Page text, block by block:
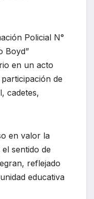
Policial N°
Boyd”
en un acto
de
cadetes,
en valor la
sentido de
reflejado
educativa